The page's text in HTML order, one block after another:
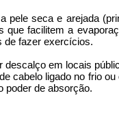
pele seca e arejada
facilitem a
de fazer exercícios.
descalço em locais
cabelo ligado no frio
poder de absorção.